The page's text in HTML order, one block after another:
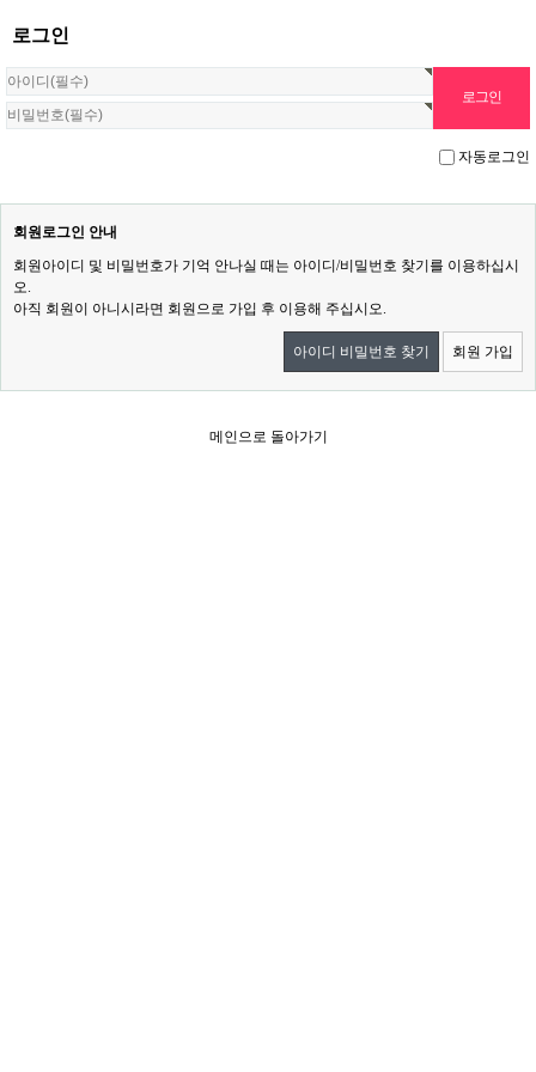
로그인
자동로그인
회원로그인 안내
회원아이디 및 비밀번호가 기억 안나실 때는 아이디/비밀번호 찾기를 이용하십시
오.
아직 회원이 아니시라면 회원으로 가입 후 이용해 주십시오.
아이디 비밀번호 찾기 회원 가입
메인으로 돌아가기